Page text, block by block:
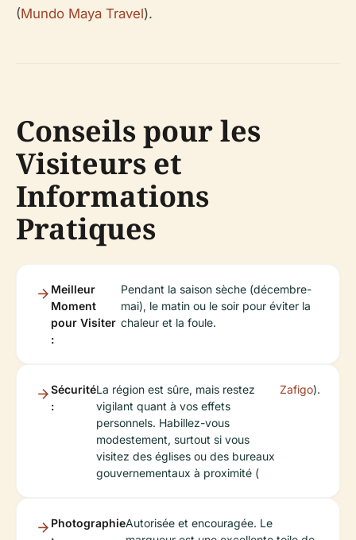
(Mundo Maya Travel).
Conseils pour les
Visiteurs et
Informations
Pratiques
Meilleur
Moment
pour Visiter
:
Pendant la saison sèche (décembre-
mai), le matin ou le soir pour éviter la
chaleur et la foule.
Sécurité
:
La région est sûre, mais restez
vigilant quant à vos effets
personnels. Habillez-vous
modestement, surtout si vous
visitez des églises ou des bureaux
gouvernementaux à proximité (
Zafigo).
PhotographieAutorisée et encouragée. Le